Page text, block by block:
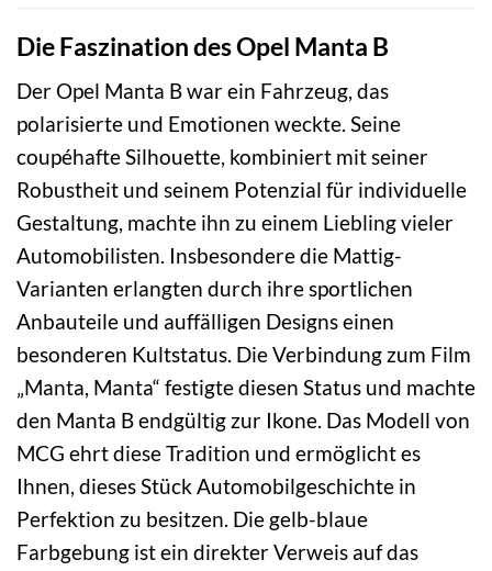
Die Faszination des Opel Manta B
Der Opel Manta B war ein Fahrzeug, das
polarisierte und Emotionen weckte. Seine
coupéhafte Silhouette, kombiniert mit seiner
Robustheit und seinem Potenzial für individuelle
Gestaltung, machte ihn zu einem Liebling vieler
Automobilisten. Insbesondere die Mattig-
Varianten erlangten durch ihre sportlichen
Anbauteile und auffälligen Designs einen
besonderen Kultstatus. Die Verbindung zum Film
„Manta, Manta“ festigte diesen Status und machte
den Manta B endgültig zur Ikone. Das Modell von
MCG ehrt diese Tradition und ermöglicht es
Ihnen, dieses Stück Automobilgeschichte in
Perfektion zu besitzen. Die gelb-blaue
Farbgebung ist ein direkter Verweis auf das